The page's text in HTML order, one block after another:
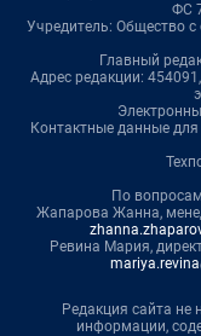
ФС
Учредитель: Общество
Главный
Адрес редакции:
Контактные данные
По
Жапарова Жанна,
Ревина Мария,
Редакция сайта не
информации,